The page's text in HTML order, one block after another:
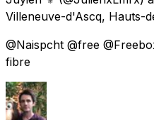
Villeneuve-d'Ascq, Hauts-
@Naispcht @free
fibre